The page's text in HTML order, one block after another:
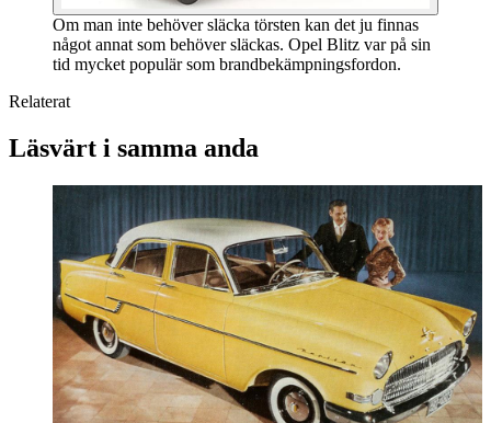
Om man inte behöver släcka törsten kan det ju finnas
något annat som behöver släckas. Opel Blitz var på sin
tid mycket populär som brandbekämpningsfordon.
Relaterat
Läsvärt i samma anda